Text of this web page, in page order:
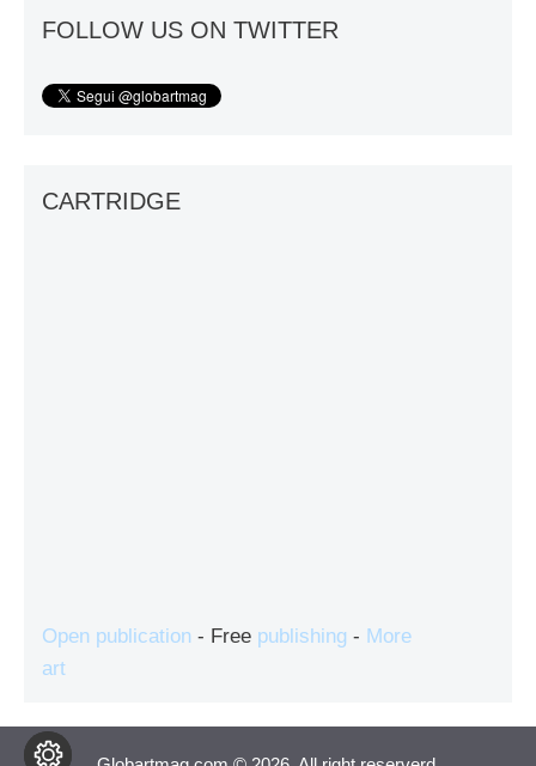
FOLLOW US ON TWITTER
CARTRIDGE
Open publication - Free publishing - More
art